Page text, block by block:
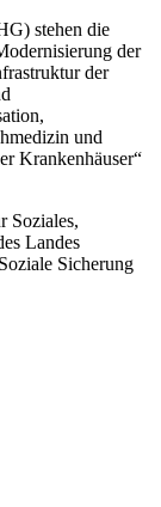
stehen die
der
der
und
Krankenhäuser“
Soziales,
Landes
Sicherung